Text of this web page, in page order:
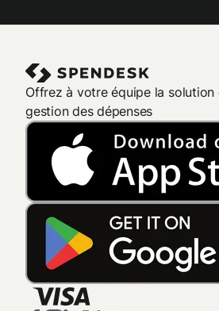
Offrez à votre équipe la
gestion des dépenses